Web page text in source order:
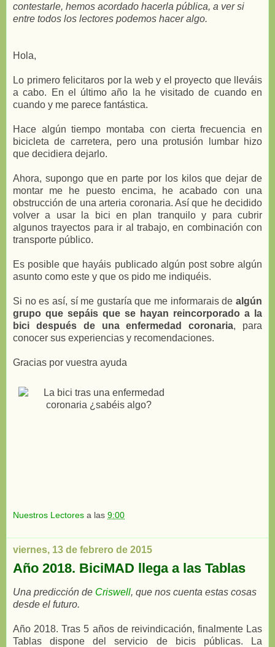
contestarle, hemos acordado hacerla pública, a ver si
entre todos los lectores podemos hacer algo.
Hola,
Lo primero felicitaros por la web y el proyecto que lleváis
a cabo. En el último año la he visitado de cuando en
cuando y me parece fantástica.
Hace algún tiempo montaba con cierta frecuencia en
bicicleta de carretera, pero una protusión lumbar hizo
que decidiera dejarlo.
Ahora, supongo que en parte por los kilos que dejar de
montar me he puesto encima, he acabado con una
obstrucción de una arteria coronaria. Así que he decidido
volver a usar la bici en plan tranquilo y para cubrir
algunos trayectos para ir al trabajo, en combinación con
transporte público.
Es posible que hayáis publicado algún post sobre algún
asunto como este y que os pido me indiquéis.
Si no es así, sí me gustaría que me informarais de algún
grupo que sepáis que se hayan reincorporado a la
bici después de una enfermedad coronaria, para
conocer sus experiencias y recomendaciones.
Gracias por vuestra ayuda
Nuestros Lectores a las 9:00
viernes, 13 de febrero de 2015
Año 2018. BiciMAD llega a las Tablas
Una predicción de Criswell, que nos cuenta estas cosas
desde el futuro.
Año 2018. Tras 5 años de reivindicación, finalmente Las
Tablas dispone del servicio de bicis públicas. La